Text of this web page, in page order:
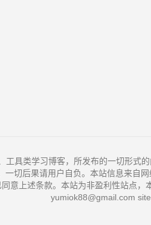
工具类学习博客，所发布的一切形式
一切后果请用户自负。本站信息来自
意上述条款。本站为非盈利性站点
yumiok88@gmail.com